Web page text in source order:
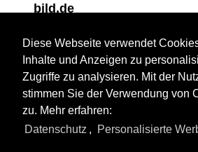
bild.de
Schiffbilder.de 9 0
Staedte-fotos.de 55 0
Videos
Diese Webseite verwendet
Inhalte und Anzeigen zu
Zugriffe zu analysieren. Mit der
stimmen Sie der Verwendung von
zu. Mehr erfahren:
Datenschutz , Personalisierte